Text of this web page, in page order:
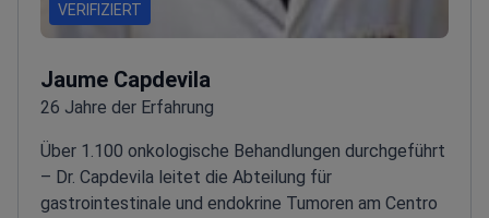
VERIFIZIERT
Jaume Capdevila
26 Jahre der Erfahrung
Über 1.100 onkologische Behandlungen durchgeführt
– Dr. Capdevila leitet die Abteilung für
gastrointestinale und endokrine Tumoren am Centro